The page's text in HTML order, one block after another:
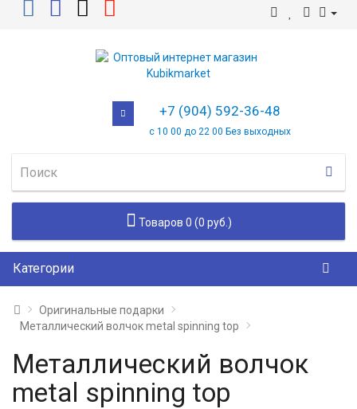
+7 (904) 592-36-48
с 10 00 до 22 00 Без выходных
Товаров 0 (0 руб.)
Категории
Оригинальные подарки
Металлический волчок metal spinning top
Металлический волчок
metal spinning top